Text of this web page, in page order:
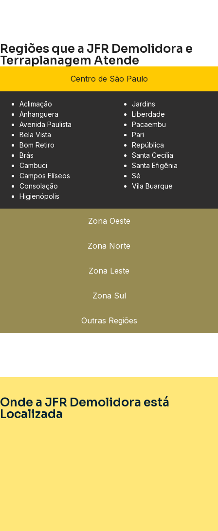
Regiões que a JFR Demolidora e
Terraplanagem Atende
Centro de São Paulo
Zona Oeste
Zona Norte
Zona Leste
Zona Sul
Outras Regiões
Aclimação
Anhanguera
Avenida Paulista
Bela Vista
Bom Retiro
Brás
Cambuci
Campos Elíseos
Consolação
Higienópolis
Jardins
Liberdade
Pacaembu
Pari
República
Santa Cecília
Santa Efigênia
Sé
Vila Buarque
Onde a JFR Demolidora está
Localizada